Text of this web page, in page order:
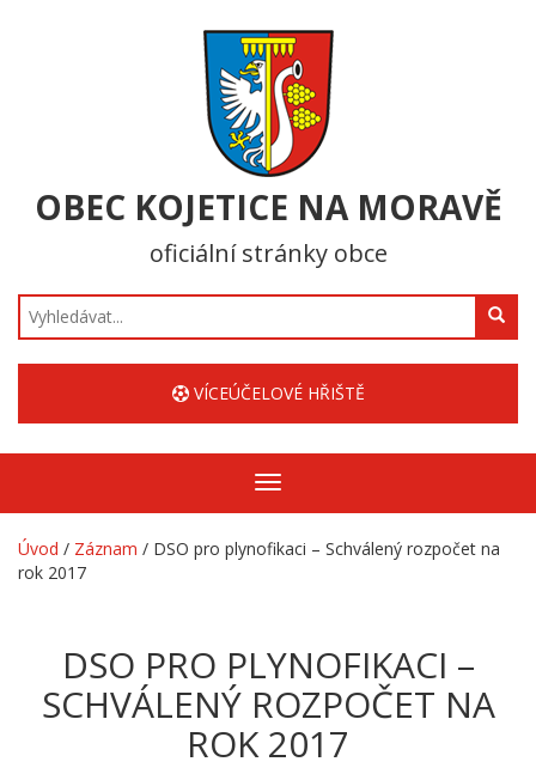
OBEC KOJETICE NA MORAVĚ
oficiální stránky obce
Hledat
VÍCEÚČELOVÉ HŘIŠTĚ
Zobrazit/skrýt
navigaci
Úvod / Záznam / DSO pro plynofikaci – Schválený rozpočet na
rok 2017
DSO PRO PLYNOFIKACI –
SCHVÁLENÝ ROZPOČET NA
ROK 2017